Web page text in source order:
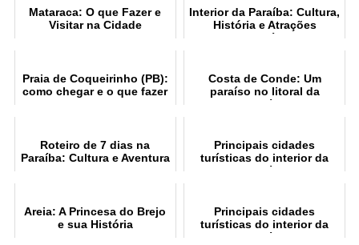
Mataraca: O que Fazer e
Visitar na Cidade
Interior da Paraíba: Cultura,
História e Atrações
Imperdíveis
Praia de Coqueirinho (PB):
como chegar e o que fazer
Costa de Conde: Um
paraíso no litoral da
Paraíba
Roteiro de 7 dias na
Paraíba: Cultura e Aventura
Principais cidades
turísticas do interior da
Paraíba
Areia: A Princesa do Brejo
e sua História
Principais cidades
turísticas do interior da
Paraíba